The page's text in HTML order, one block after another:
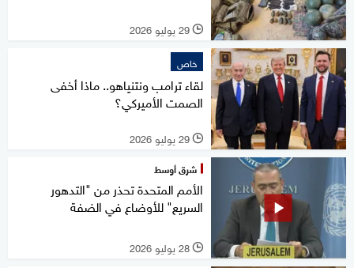
l 29 يوليو 2026
خاص
لقاء ترامب ونتنياهو.. ماذا أخفى
الصمت الأميركي؟
l 29 يوليو 2026
شرق أوسط
الأمم المتحدة تحذر من "التدهور
السريع" للأوضاع في الضفة
l 28 يوليو 2026